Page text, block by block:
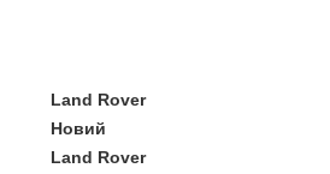
Land Rover
Новий
Land Rover